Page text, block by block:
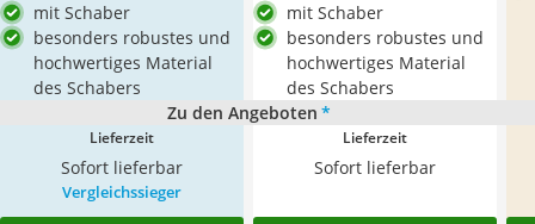
mit Schaber
besonders robustes und
hochwertiges Material
des Schabers
mit Schaber
besonders robustes und
hochwertiges Material
des Schabers
Zu den Angeboten *
Lieferzeit
Sofort lieferbar
Lieferzeit
Sofort lieferbar
Vergleichssieger